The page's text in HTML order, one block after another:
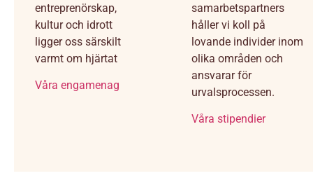
entreprenörskap,
kultur och idrott
ligger oss särskilt
varmt om hjärtat
Våra engamenag
samarbetspartners
håller vi koll på
lovande individer inom
olika områden och
ansvarar för
urvalsprocessen.
Våra stipendier